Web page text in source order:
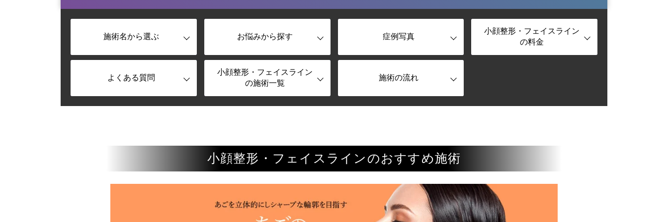
施術名から選ぶ お悩みから探す 症例写真
小顔整形・フェイスライン
の料金
よくある質問
小顔整形・フェイスライン
の施術一覧
施術の流れ
小顔整形・フェイスラインのおすすめ施術